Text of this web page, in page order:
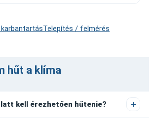
Telepítés / felmérés
hűt a klíma
kell érezhetően hűtenie?